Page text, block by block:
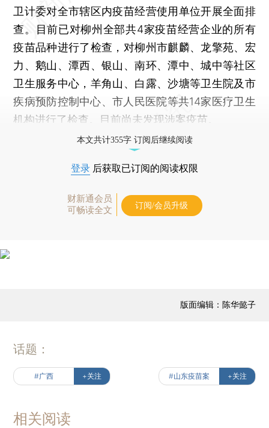
卫计委对全市辖区内疫苗经营使用单位开展全面排
查。目前已对柳州全部共4家疫苗经营企业的所有
疫苗品种进行了检查，对柳州市麒麟、龙擎苑、宏
力、鹅山、潭西、银山、南环、潭中、城中等社区
卫生服务中心，羊角山、白露、沙塘等卫生院及市
疾病预防控制中心、市人民医院等共14家医疗卫生
机构进行了检查。目前尚未发现涉案疫苗。
本文共计355字 订阅后继续阅读
登录 后获取已订阅的阅读权限
财新通会员
可畅读全文
订阅/会员升级
版面编辑：陈华懿子
话题：
#广西 +关注 #山东疫苗案 +关注
相关阅读